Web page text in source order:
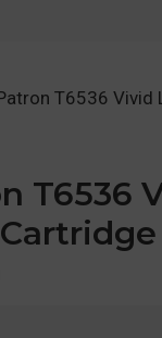
T6536
T6536